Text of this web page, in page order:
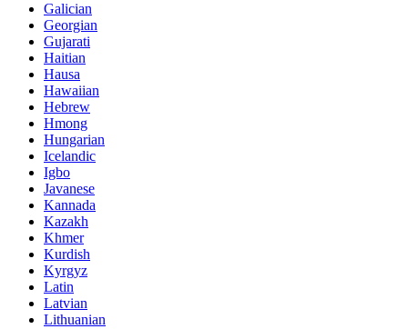
Galician
Georgian
Gujarati
Haitian
Hausa
Hawaiian
Hebrew
Hmong
Hungarian
Icelandic
Igbo
Javanese
Kannada
Kazakh
Khmer
Kurdish
Kyrgyz
Latin
Latvian
Lithuanian